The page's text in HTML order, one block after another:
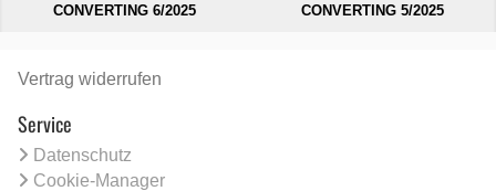
CONVERTING 6/2025
CONVERTING 5/2025
Vertrag widerrufen
Service
Datenschutz
Cookie-Manager